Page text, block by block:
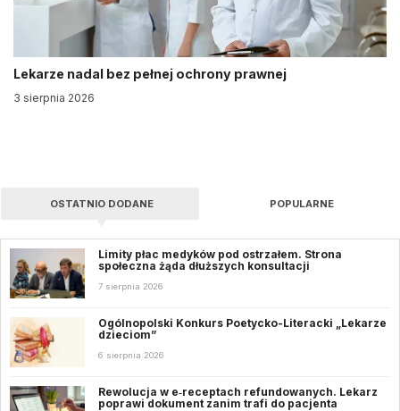
Lekarze nadal bez pełnej ochrony prawnej
3 sierpnia 2026
OSTATNIO DODANE POPULARNE
Limity płac medyków pod ostrzałem. Strona
społeczna żąda dłuższych konsultacji
7 sierpnia 2026
Ogólnopolski Konkurs Poetycko-Literacki „Lekarze
dzieciom”
6 sierpnia 2026
Rewolucja w e‑receptach refundowanych. Lekarz
poprawi dokument zanim trafi do pacjenta